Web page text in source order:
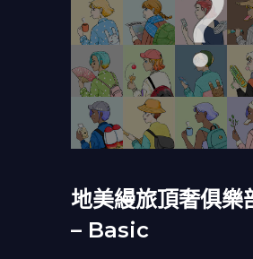
地美縵旅頂奢俱樂
– Basic